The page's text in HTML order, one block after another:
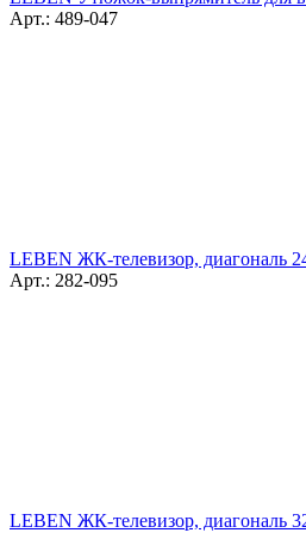
Арт.: 489-047
LEBEN ЖК-телевизор, диагональ
Арт.: 282-095
LEBEN ЖК-телевизор, диагональ